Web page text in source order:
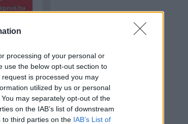
processing of your personal or
use the below opt-out section to
is processed you may
utilized by us or personal
may separately opt-out of the
on the IAB’s list of downstream
to third parties on the IAB’s List of
séf,
a